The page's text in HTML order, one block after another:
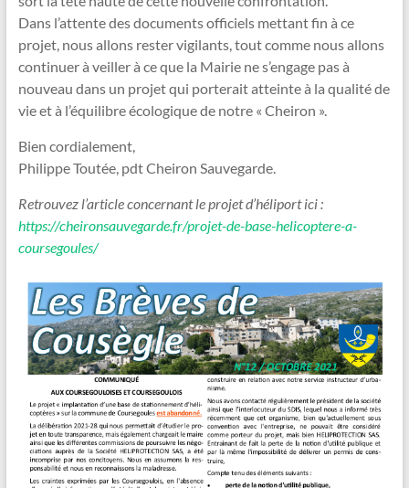
Dans l’attente des documents officiels mettant fin à ce
projet, nous allons rester vigilants, tout comme nous allons
continuer à veiller à ce que la Mairie ne s’engage pas à
nouveau dans un projet qui porterait atteinte à la qualité de
vie et à l’équilibre écologique de notre « Cheiron ».
Bien cordialement,
Philippe Toutée, pdt Cheiron Sauvegarde.
Retrouvez l’article concernant le projet d’héliport ici :
https://cheironsauvegarde.fr/projet-de-base-helicoptere-a-
coursegoules/